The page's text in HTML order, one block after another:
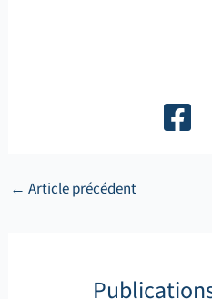
← Article précédent